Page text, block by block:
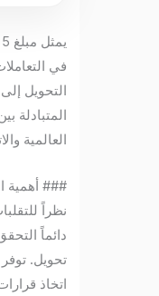
يمثل
في التعاملات
التحويل إلى
المتبادلة بين
العالمية
### أهمية
نظراً
دائماً التحقق
تحويل. توفر
اتخاذ قرارات